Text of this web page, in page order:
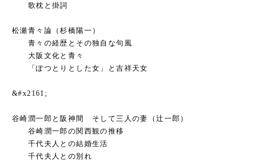
歌枕と掛詞
松瀬青々論（杉橋陽一）
青々の経歴とその独自な句風
大阪文化と青々
「ぽつとりとした女」と吉祥天女
&#x2161;
谷崎潤一郎と阪神間 そして三人の妻（辻一郎）
谷崎潤一郎の関西観の推移
千代夫人との結婚生活
千代夫人との別れ